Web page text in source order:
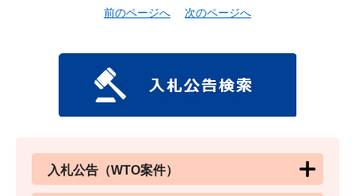
前のページへ 次のページへ
入札公告（WTO案件）